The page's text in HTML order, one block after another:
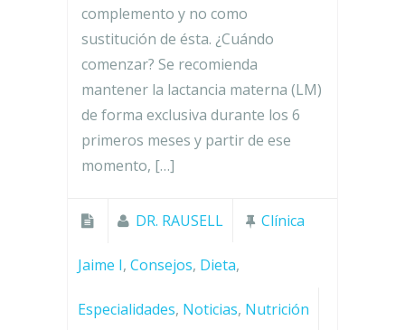
complemento y no como
sustitución de ésta. ¿Cuándo
comenzar? Se recomienda
mantener la lactancia materna (LM)
de forma exclusiva durante los 6
primeros meses y partir de ese
momento, […]
DR. RAUSELL Clínica
Jaime I, Consejos, Dieta,
Especialidades, Noticias, Nutrición